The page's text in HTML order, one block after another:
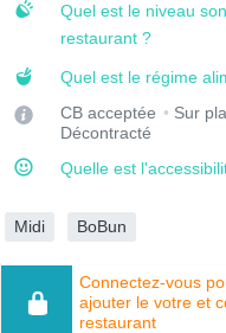
Quel est le niveau
restaurant ?
Quel est le régime
CB acceptée
Sur
Décontracté
Quelle est
Midi BoBun
Connectez-vous
ajouter le votre et
restaurant